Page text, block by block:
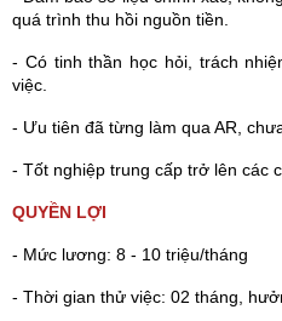
quá trình thu hồi nguồn tiền.
- Có tinh thần học hỏi, trách
việc.
- Ưu tiên đã từng làm qua AR,
- Tốt nghiệp trung cấp trở lên các
QUYỀN LỢI
- Mức lương: 8 - 10 triệu/tháng
- Thời gian thử việc: 02 tháng,